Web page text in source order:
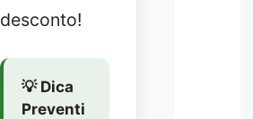
desconto!
💡 Dica
Preventi